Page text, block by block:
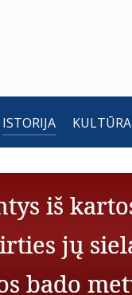
ISTORIJA KULTŪRA